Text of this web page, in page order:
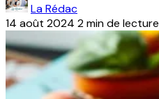
La Rédac
14 août 2024 2 min de lecture